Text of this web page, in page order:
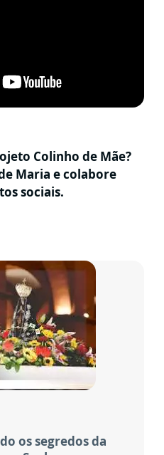
Colinho de Mãe?
Maria e colabore
sociais.
os segredos da